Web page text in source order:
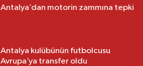
Antalya’dan motorin zammına tepki
Antalya kulübünün futbolcusu
Avrupa’ya transfer oldu